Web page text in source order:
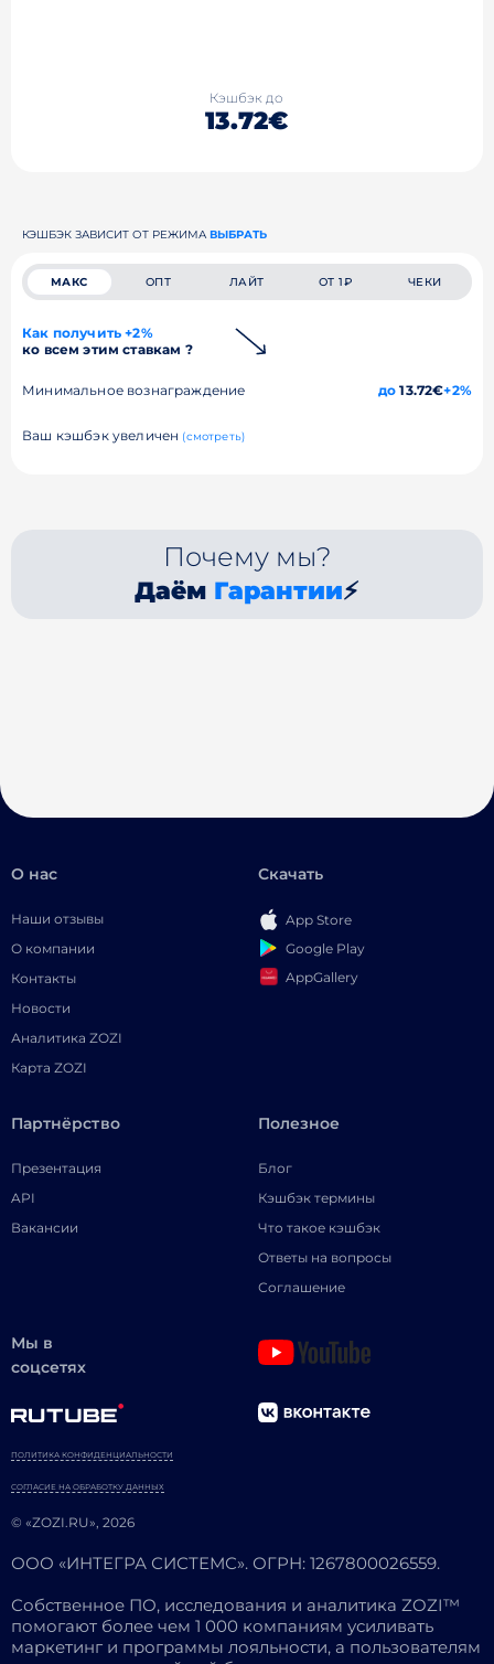
Кэшбэк до
13.72€
КЭШБЭК ЗАВИСИТ ОТ РЕЖИМА ВЫБРАТЬ
МАКС ОПТ ЛАЙТ ОТ 1₽ ЧЕКИ
Как получить +2%
ко всем этим ставкам ?
Минимальное вознаграждение до 13.72€+2%
Ваш кэшбэк увеличен (смотреть)
Почему мы?
Даём Гарантии⚡
О нас
Наши отзывы
О компании
Контакты
Новости
Аналитика ZOZI
Карта ZOZI
Скачать
App Store
Google Play
AppGallery
Партнёрство
Презентация
API
Вакансии
Полезное
Блог
Кэшбэк термины
Что такое кэшбэк
Ответы на вопросы
Соглашение
Мы в
соцсетях
© «ZOZI.RU», 2026
ПОЛИТИКА КОНФИДЕНЦИАЛЬНОСТИ
СОГЛАСИЕ НА ОБРАБОТКУ ДАННЫХ
ООО «ИНТЕГРА СИСТЕМС». ОГРН: 1267800026559.
Собственное ПО, исследования и аналитика ZOZI™
помогают более чем 1 000 компаниям усиливать
маркетинг и программы лояльности, а пользователям